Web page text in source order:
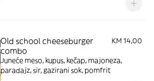
Old school cheeseburger
combo
KM 14,00
Juneće meso, kupus, kečap, majoneza,
paradajz, sir, gazirani sok, pomfrit